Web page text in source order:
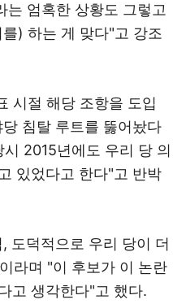
는 엄혹한 상황도 그렇고
) 하는 게 맞다"고 강조
시절 해당 조항을 도입
침탈 루트를 뚫어놨다
2015년에도 우리 당 의
있었다고 한다"고 반박
도덕적으로 우리 당이 더
라며 "이 후보가 이 논란
고 생각한다"고 했다.